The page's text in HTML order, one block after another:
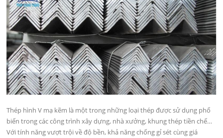
Thép hình V mạ kẽm là một trong những loại thép được sử dụng phổ
biến trong các công trình xây dựng, nhà xưởng, khung thép tiền chế…
Với tính năng vượt trội về độ bền, khả năng chống gỉ sét cùng giá